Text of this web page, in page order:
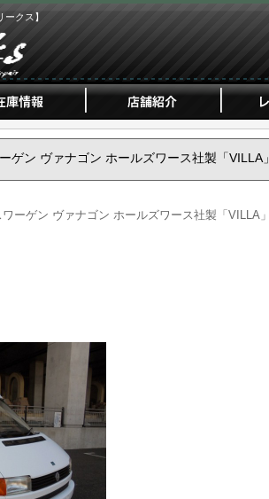
クス】
ゲン ヴァナゴン ホールズワース社製「VILLA」
ーゲン ヴァナゴン ホールズワース社製「VILLA」